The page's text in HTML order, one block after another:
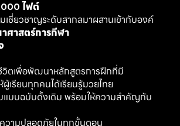
ไฟต์
เชี่ยวชาญระดับสากลมาผสานเข้ากับองค์
ศาสตร์การกีฬา
วิตเพื่อพัฒนาหลักสูตรการฝึกที่มี
เรียนทุกคนได้เรียนรู้มวยไทย
แบบฉบับดั้งเดิม พร้อมให้ความสำคัญกับ
ความปลอดภัยในทุกขั้นตอน